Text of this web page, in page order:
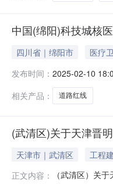
中国(绵阳)科技城核
四川省｜绵阳市 医疗
发布时间： 2025-02-10
相关产品：
道路红线
(武清区)关于天津晋
天津市｜武清区 工程
正文内容：
（武清区）关